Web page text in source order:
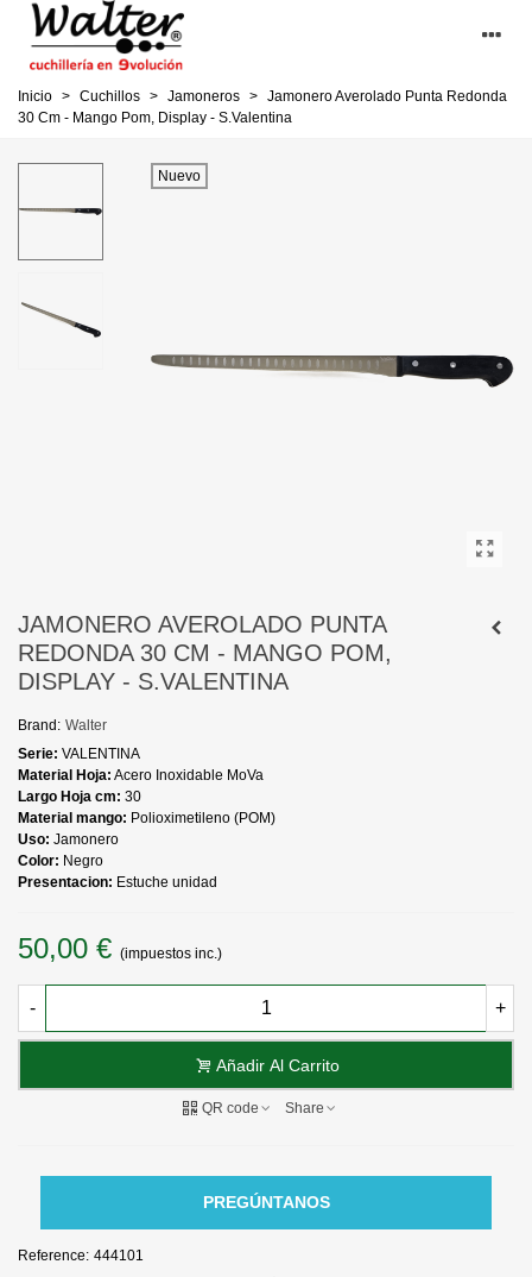
Inicio > Cuchillos > Jamoneros > Jamonero Averolado Punta Redonda
30 Cm - Mango Pom, Display - S.Valentina
Nuevo
JAMONERO AVEROLADO PUNTA
REDONDA 30 CM - MANGO POM,
DISPLAY - S.VALENTINA
Brand: Walter
Serie: VALENTINA
Material Hoja: Acero Inoxidable MoVa
Largo Hoja cm: 30
Material mango: Polioximetileno (POM)
Uso: Jamonero
Color: Negro
Presentacion: Estuche unidad
50,00 € (impuestos inc.)
- +
Añadir Al Carrito
QR code Share
PREGÚNTANOS
Reference: 444101